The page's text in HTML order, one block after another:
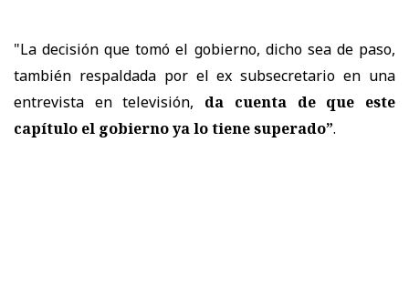
"La decisión que tomó el gobierno, dicho sea de paso,
también respaldada por el ex subsecretario en una
entrevista en televisión, da cuenta de que este
capítulo el gobierno ya lo tiene superado”.